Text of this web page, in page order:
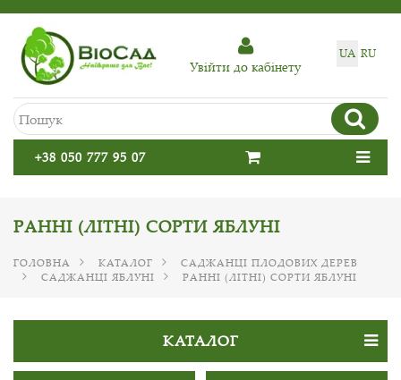
UA RU
Увiйти до кабiнету
+38 050 777 95 07
РАННІ (ЛІТНІ) СОРТИ ЯБЛУНІ
ГОЛОВНА КАТАЛОГ
САДЖАНЦІ ПЛОДОВИХ ДЕРЕВ
САДЖАНЦІ ЯБЛУНІ
РАННІ (ЛІТНІ) СОРТИ ЯБЛУНІ
КАТАЛОГ